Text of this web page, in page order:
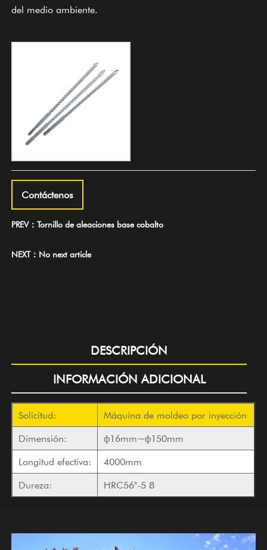
del medio ambiente.
Contáctenos
PREV：Tornillo de aleaciones base cobalto
NEXT：No next article
DESCRIPCIÓN
INFORMACIÓN ADICIONAL
Solicitud:
Máquina de moldeo por inyección
Dimensión:
ф16mm~ф150mm
Longitud efectiva:
4000mm
Dureza:
HRC56°-5 8